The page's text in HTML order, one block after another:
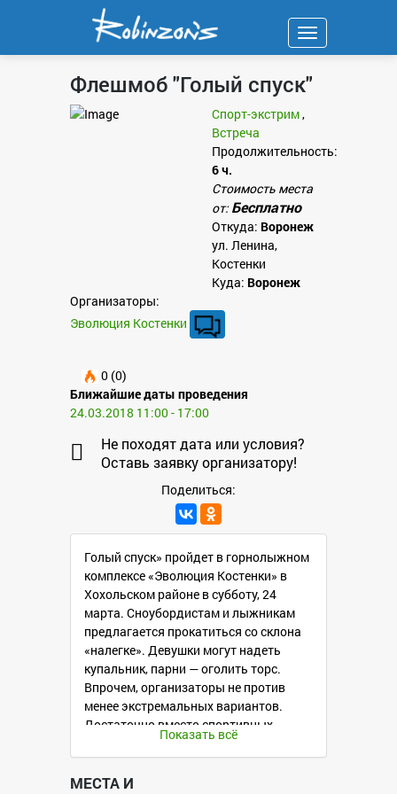
Навигация
Флешмоб "Голый спуск"
Спорт-экстрим,
Встреча
Продолжительность:
6 ч.
Стоимость места
от: Бесплатно
Откуда: Воронеж
ул. Ленина,
Костенки
Куда: Воронеж
Организаторы:
Эволюция Костенки
0 (0)
Ближайшие даты проведения
24.03.2018 11:00 - 17:00
Не походят дата или условия?
Оставь заявку организатору!
Поделиться:
Голый спуск» пройдет в горнолыжном
комплексе «Эволюция Костенки» в
Хохольском районе в субботу, 24
марта. Сноубордистам и лыжникам
предлагается прокатиться со склона
«налегке». Девушки могут надеть
купальник, парни — оголить торс.
Впрочем, организаторы не против
менее экстремальных вариантов.
Достаточно вместо спортивных
штанов выбрать шорты, а вместо
куртки — футболку.
Показать всё
МЕСТА И